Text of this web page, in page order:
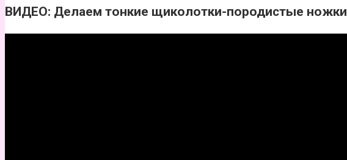
ВИДЕО: Делаем тонкие щиколотки-породистые ножки